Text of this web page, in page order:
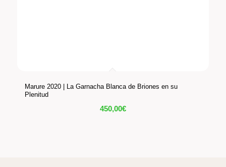
Marure 2020 | La Garnacha Blanca de Briones en su
Plenitud
450,00€